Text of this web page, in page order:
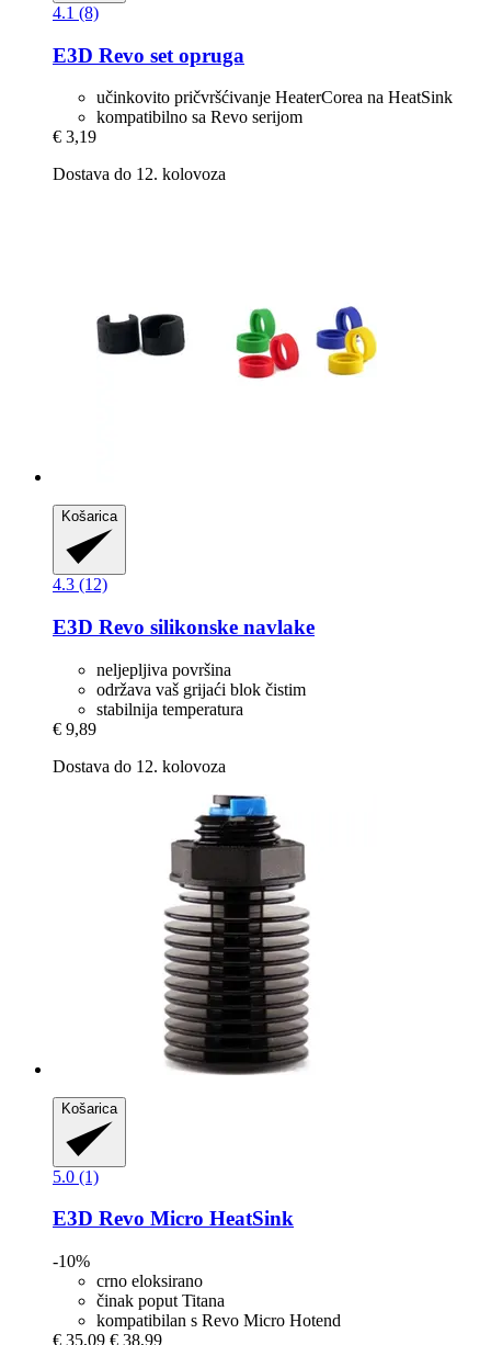
4.1 (8)
E3D Revo set opruga
učinkovito pričvršćivanje HeaterCorea na HeatSink
kompatibilno sa Revo serijom
€ 3,19
Dostava do 12. kolovoza
Košarica
4.3 (12)
E3D Revo silikonske navlake
neljepljiva površina
održava vaš grijaći blok čistim
stabilnija temperatura
€ 9,89
Dostava do 12. kolovoza
Košarica
5.0 (1)
E3D Revo Micro HeatSink
-10%
crno eloksirano
činak poput Titana
kompatibilan s Revo Micro Hotend
€ 35,09 € 38,99